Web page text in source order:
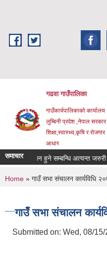
गढवा गाउँपालिका
गाउँकार्यपालिकाको कार्यालय
लुम्बिनी प्रदेश ,नेपाल सरकार
शिक्षा,स्वास्थ्य,कृषि र
आधार
समाचारसंचालन हुने सम्बन्धि अत्यन्त जरुरी
You are here
Home » गाउँ सभा संचालन कार्यविधि
गाउँ सभा संचालन
Submitted on: Wed, 08/